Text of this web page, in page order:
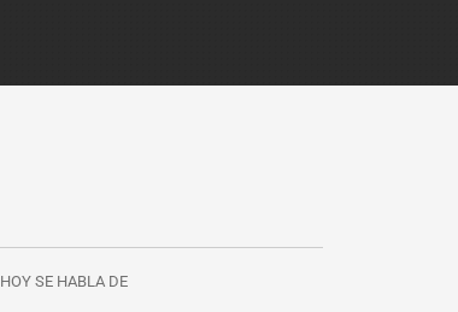
HOY SE HABLA DE